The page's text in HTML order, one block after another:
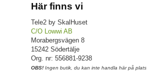
Här finns vi
Tele2 by SkalHuset
C/O Lowwi AB
Morabergsvägen 8
15242 Södertälje
Org. nr: 556881-9238
OBS! Ingen butik, du kan inte handla här på plats